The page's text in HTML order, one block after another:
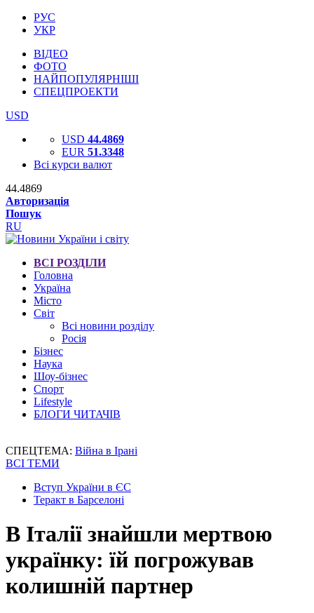
РУС
УКР
ВІДЕО
ФОТО
НАЙПОПУЛЯРНІШІ
СПЕЦПРОЕКТИ
USD
USD 44.4869
EUR 51.3348
Всі курси валют
44.4869
Авторизація
Пошук
RU
ВСІ РОЗДІЛИ
Головна
Україна
Місто
Світ
Всі новини розділу
Росія
Бізнес
Наука
Шоу-бізнес
Спорт
Lifestyle
БЛОГИ ЧИТАЧІВ
СПЕЦТЕМА: Війна в Ірані
ВСІ ТЕМИ
Вступ України в ЄС
Теракт в Барселоні
В Італії знайшли мертвою
українку: їй погрожував
колишній партнер